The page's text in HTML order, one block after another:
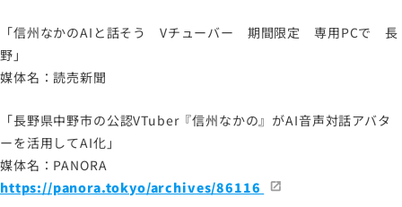
メールマガジン
「信州なかのAIと話そう Vチューバー 期間限定 専用PCで 長
野」
媒体名：読売新聞
「長野県中野市の公認VTuber『信州なかの』がAI音声対話アバタ
ーを活用してAI化」
媒体名：PANORA
https://panora.tokyo/archives/86116